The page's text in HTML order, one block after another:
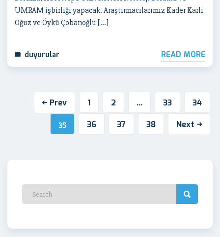
UMRAM işbirliği yapacak. Araştırmacılarımız Kader Karli
Oğuz ve Öykü Çobanoğlu […]
duyurular READ MORE
Prev 1 2 … 33 34
35 36 37 38 Next